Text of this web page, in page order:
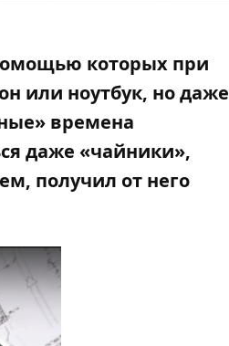
которых при
или ноутбук, но даже
времена
даже «чайники»,
получил от него